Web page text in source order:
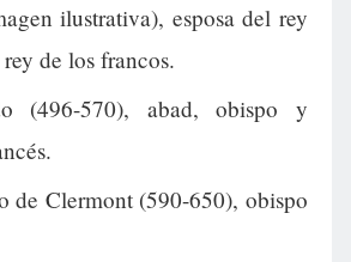
ilustrativa), esposa del rey
de los francos.
(496-570), abad, obispo y
de Clermont (590-650), obispo